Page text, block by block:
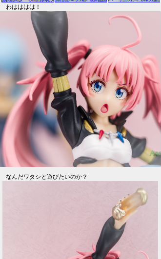
わはははは！
なんだワタシと遊びたいのか？